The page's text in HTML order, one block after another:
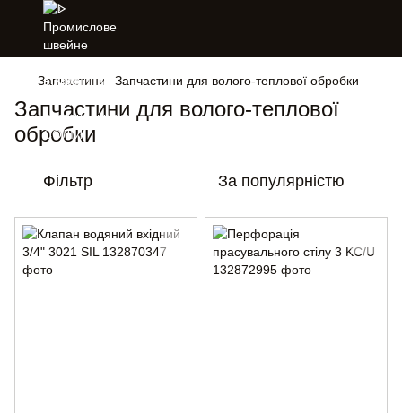
Запчастини Запчастини для волого-теплової обробки
Запчастини для волого-теплової
обробки
Фільтр За популярністю